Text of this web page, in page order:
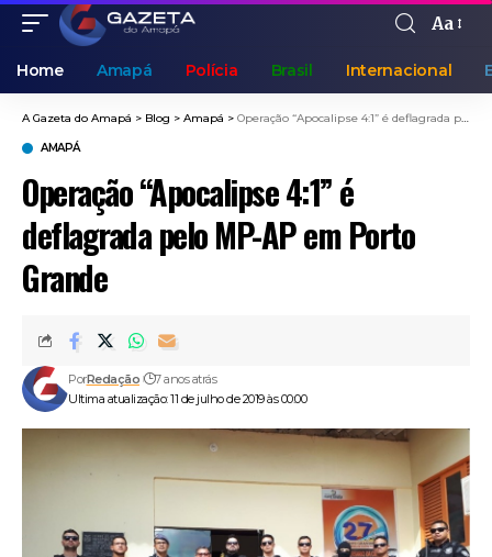
Aa
Home Amapá Polícia Brasil Internacional
A Gazeta do Amapá > Blog > Amapá > Operação “Apocalipse 4:1” é deflagrada pelo MP-AP em Porto Grande
AMAPÁ
Operação “Apocalipse 4:1” é
deflagrada pelo MP-AP em Porto
Grande
Ultima atualização: 11 de julho de 2019 às 00:00
PorRedação 7 anos atrás